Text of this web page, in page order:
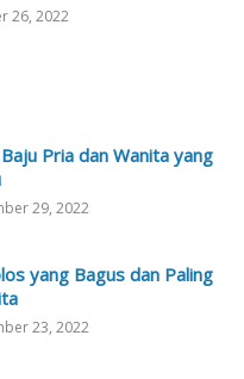
26, 2022
Pria dan Wanita yang
29, 2022
yang Bagus dan Paling
23, 2022